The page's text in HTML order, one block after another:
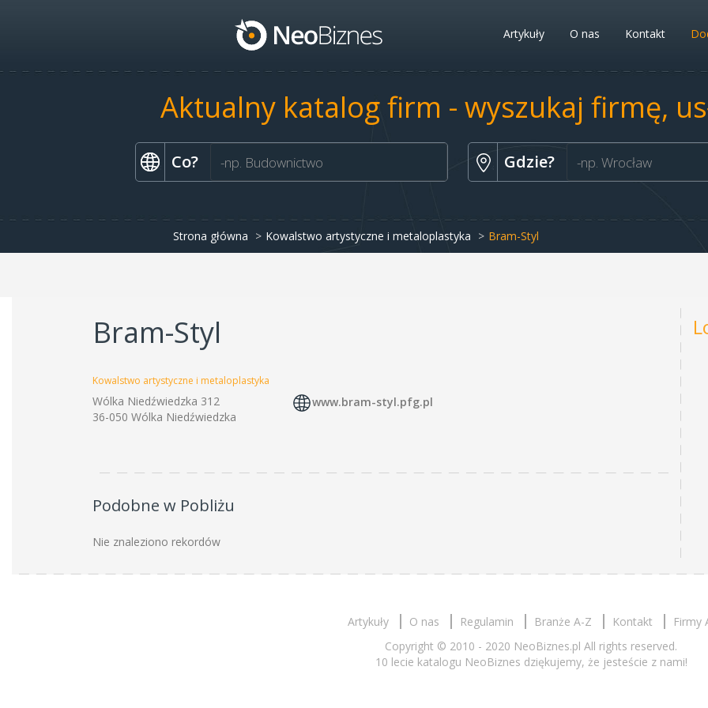
Artykuły O nas Kontakt
Aktualny katalog firm - wyszukaj firmę,
Co? Gdzie?
Strona główna Kowalstwo artystyczne i metaloplastyka Bram-Styl
Bram-Styl
Kowalstwo artystyczne i metaloplastyka
Wólka Niedźwiedzka 312
36-050 Wólka Niedźwiedzka
www.bram-styl.pfg.pl
Podobne w Pobliżu
Nie znaleziono rekordów
Artykuły O nas Regulamin Branże A-Z Kontakt
Firmy
Copyright © 2010 - 2020 NeoBiznes.pl All rights reserved.
10 lecie katalogu NeoBiznes dziękujemy, że jesteście z nami!